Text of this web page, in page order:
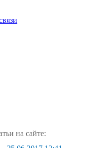
на сайте: